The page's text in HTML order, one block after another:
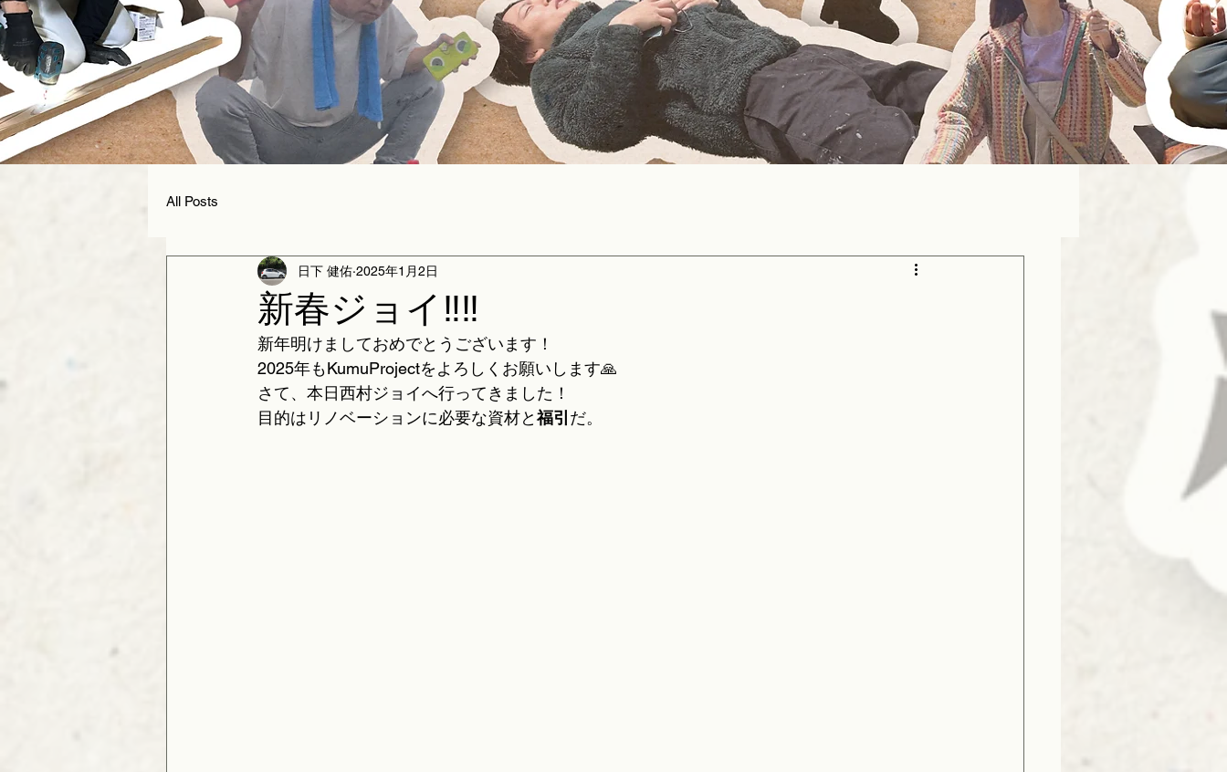
All Posts
新春ジョイ‼️‼️
日下 健佑 2025年1月2日
新年明けましておめでとうございます！
2025年もKumuProjectをよろしくお願いします🙏
さて、本日西村ジョイへ行ってきました！
目的はリノベーションに必要な資材と福引 だ。